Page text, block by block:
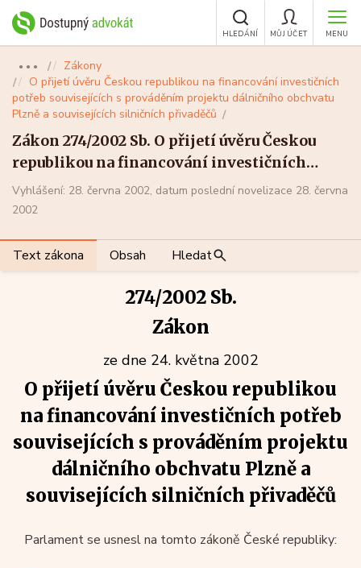
MENU
MŮJ ÚČET
HLEDÁNÍ
●●●
Zákony
O přijetí úvěru Českou republikou na financování investičních
potřeb souvisejících s prováděním projektu dálničního obchvatu
Plzně a souvisejících silničních přivaděčů
Zákon 274/2002 Sb. O přijetí úvěru Českou
republikou na financování investičních
potřeb souvisejících s prováděním projektu
dálničního obchvatu Plzně a souvisejících
Vyhlášení: 28. června 2002, datum poslední novelizace 28. června
2002
Text zákona Obsah Hledat
274/2002 Sb.
Zákon
ze dne 24. května 2002
O přijetí úvěru Českou republikou
na financování investičních potřeb
souvisejících s prováděním projektu
dálničního obchvatu Plzně a
souvisejících silničních přivaděčů
Parlament se usnesl na tomto zákoně České republiky: